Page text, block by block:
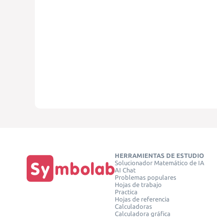
HERRAMIENTAS DE ESTUDIO
Solucionador Matemático de IA
AI Chat
Problemas populares
Hojas de trabajo
Practica
Hojas de referencia
Calculadoras
Calculadora gráfica